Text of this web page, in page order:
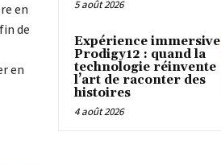
en
de
en
5 août 2026
Expérience immersive
Prodigy12 : quand la
technologie réinvente
l’art de raconter des
histoires
4 août 2026